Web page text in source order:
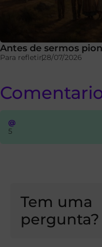
Antes de sermos
Para refletir28/07/2026
@
5
Tem uma
pergunta?